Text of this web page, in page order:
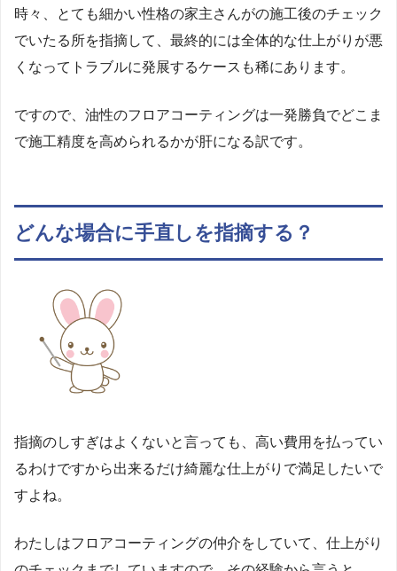
時々、とても細かい性格の家主さんがの施工後のチェック
でいたる所を指摘して、最終的には全体的な仕上がりが悪
くなってトラブルに発展するケースも稀にあります。
ですので、油性のフロアコーティングは一発勝負でどこま
で施工精度を高められるかが肝になる訳です。
どんな場合に手直しを指摘する？
指摘のしすぎはよくないと言っても、高い費用を払ってい
るわけですから出来るだけ綺麗な仕上がりで満足したいで
すよね。
わたしはフロアコーティングの仲介をしていて、仕上がり